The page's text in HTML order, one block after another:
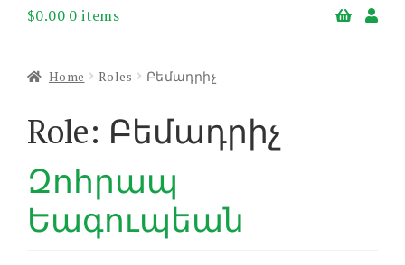
About Us
$0.00 0 items
Home Roles Բեմադրիչ
Role: Բեմադրիչ
Զոհրապ
Եագուպեան